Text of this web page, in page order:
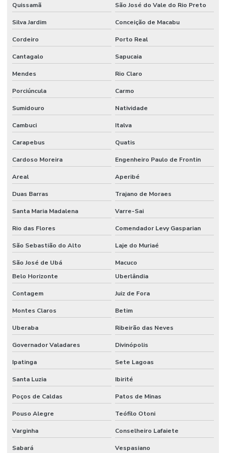
Quissamã São José do Vale do Rio Preto
Silva Jardim Conceição de Macabu
Cordeiro Porto Real
Cantagalo Sapucaia
Mendes Rio Claro
Porciúncula Carmo
Sumidouro Natividade
Cambuci Italva
Carapebus Quatis
Cardoso Moreira Engenheiro Paulo de Frontin
Areal Aperibé
Duas Barras Trajano de Moraes
Santa Maria Madalena Varre-Sai
Rio das Flores Comendador Levy Gasparian
São Sebastião do Alto Laje do Muriaé
São José de Ubá
Macuco
Belo Horizonte
Uberlândia
Contagem Juiz de Fora
Montes Claros Betim
Uberaba Ribeirão das Neves
Governador Valadares Divinópolis
Ipatinga Sete Lagoas
Santa Luzia Ibirité
Poços de Caldas Patos de Minas
Pouso Alegre Teófilo Otoni
Varginha Conselheiro Lafaiete
Sabará Vespasiano